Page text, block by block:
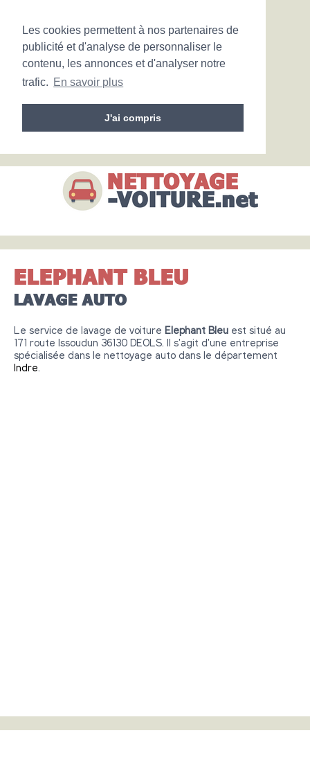
Les cookies permettent à nos partenaires de
publicité et d'analyse de personnaliser le
contenu, les annonces et d'analyser notre
trafic. En savoir plus
J'ai compris
ELEPHANT BLEU
LAVAGE AUTO
Le service de lavage de voiture Elephant Bleu est situé au
171 route Issoudun 36130 DEOLS. Il s'agit d'une entreprise
spécialisée dans le nettoyage auto dans le département
Indre.